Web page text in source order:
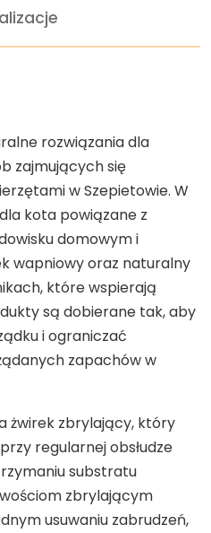
rozwiązania dla
zajmujących się
w Szepietowie. W
kota powiązane z
domowym i
wapniowy oraz naturalny
które wspierają
są dobierane tak, aby
i ograniczać
zapachów w
żwirek zbrylający, który
regularnej obsłudze
substratu
zbrylającym
usuwaniu zabrudzeń,